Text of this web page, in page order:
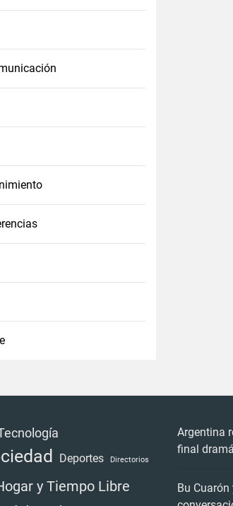
Deportes Directorios
y Tiempo Libre
Argentina
final
Bu